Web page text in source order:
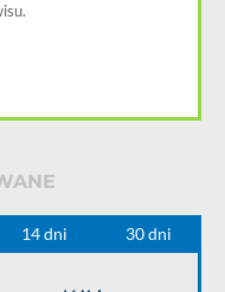
14 dni 30 dni